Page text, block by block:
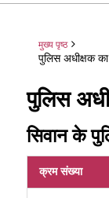
मुख्य पृष्ठ
पुलिस अधीक्षक
पुलिस
सिवान के
क्रम संख्या